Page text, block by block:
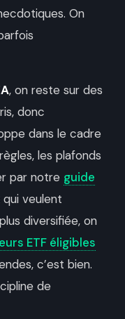
On
, on reste sur des
donc
dans le cadre
les plafonds
par notre guide
veulent
diversifiée, on
ETF éligibles
c’est bien.
de